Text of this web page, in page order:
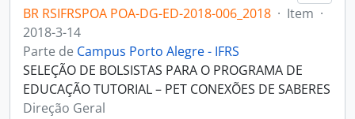
BR RSIFRSPOA POA-DG-ED-2018-006_2018 · Item ·
2018-3-14
Parte de Campus Porto Alegre - IFRS
SELEÇÃO DE BOLSISTAS PARA O PROGRAMA DE
EDUCAÇÃO TUTORIAL – PET CONEXÕES DE SABERES
Direção Geral